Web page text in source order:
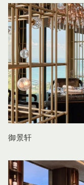
御景轩